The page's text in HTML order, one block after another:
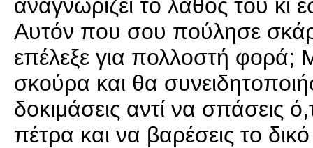
αναγνωρίζει το λάθος του κι
Αυτόν που σου πούλησε
επέλεξε για πολλοστή
σκούρα και θα
δοκιμάσεις αντί να σπάσεις
πέτρα και να βαρέσεις το